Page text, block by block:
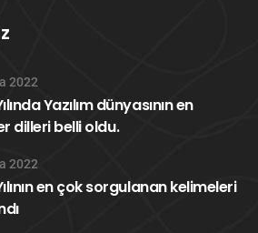
2022
Yazılım dünyasının en
dilleri belli oldu.
2022
en çok sorgulanan kelimeleri